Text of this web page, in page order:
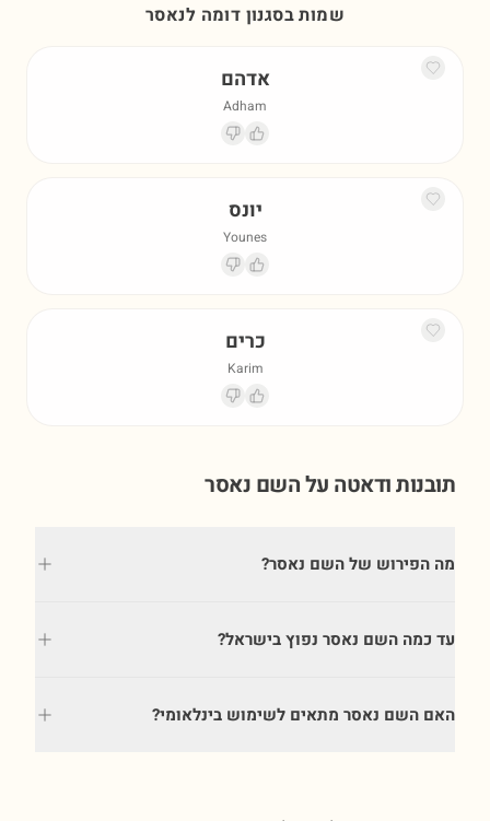
שמות בסגנון דומה לנאסר
אדהם
Adham
יונס
Younes
כרים
Karim
תובנות ודאטה על השם נאסר
מה הפירוש של השם נאסר?
עד כמה השם נאסר נפוץ בישראל?
האם השם נאסר מתאים לשימוש בינלאומי?